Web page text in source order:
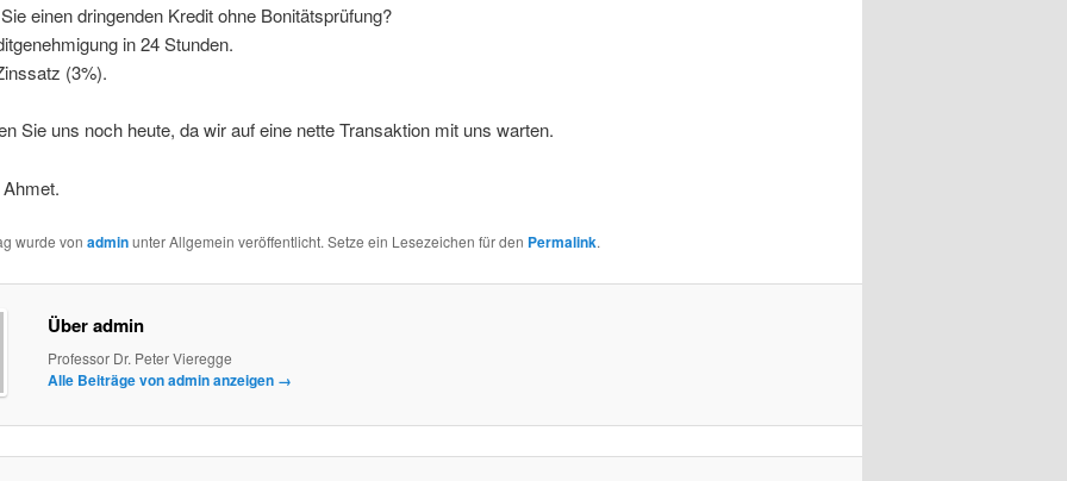
einen dringenden Kredit ohne Bonitätsprüfung?
in 24 Stunden.
(3%).
Sie uns noch heute, da wir auf eine nette Transaktion mit uns warten.
wurde von adminunter Allgemein veröffentlicht. Setze ein Lesezeichen für den Permalink.
Über admin
Professor Dr. Peter Vieregge
Alle Beiträge von admin anzeigen →